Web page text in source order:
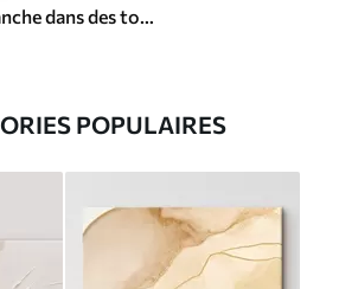
Cercles en relief et branche dans des tons neutres chauds
POPULAIRES